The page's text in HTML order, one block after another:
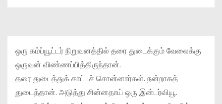
ஒரு கம்ப்யூட்டர் நிறுவனத்தில் தரை துடைக்கும் வேலைக்கு
ஒருவன் விண்ணப்பித்திருந்தான்.
தரை துடைத்துக் காட்டச் சொன்னார்கள். நன்றாகத்
துடைத்தான். அடுத்து சின்னதாய் ஒரு இன்டர்வியூ.